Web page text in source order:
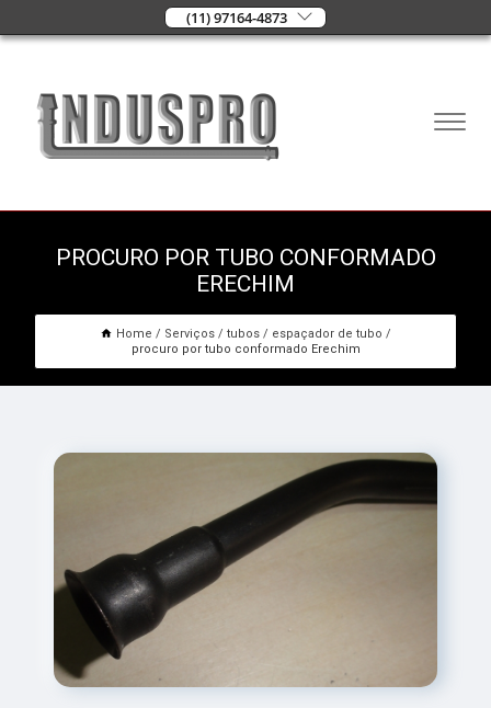
(11) 97164-4873
PROCURO POR TUBO CONFORMADO
ERECHIM
Home Serviços tubos
espaçador de tubo
procuro por tubo conformado Erechim